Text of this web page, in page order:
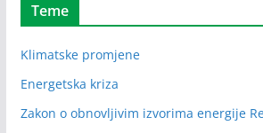
Teme
Klimatske promjene
Energetska kriza
Zakon o obnovljivim izvorima energije